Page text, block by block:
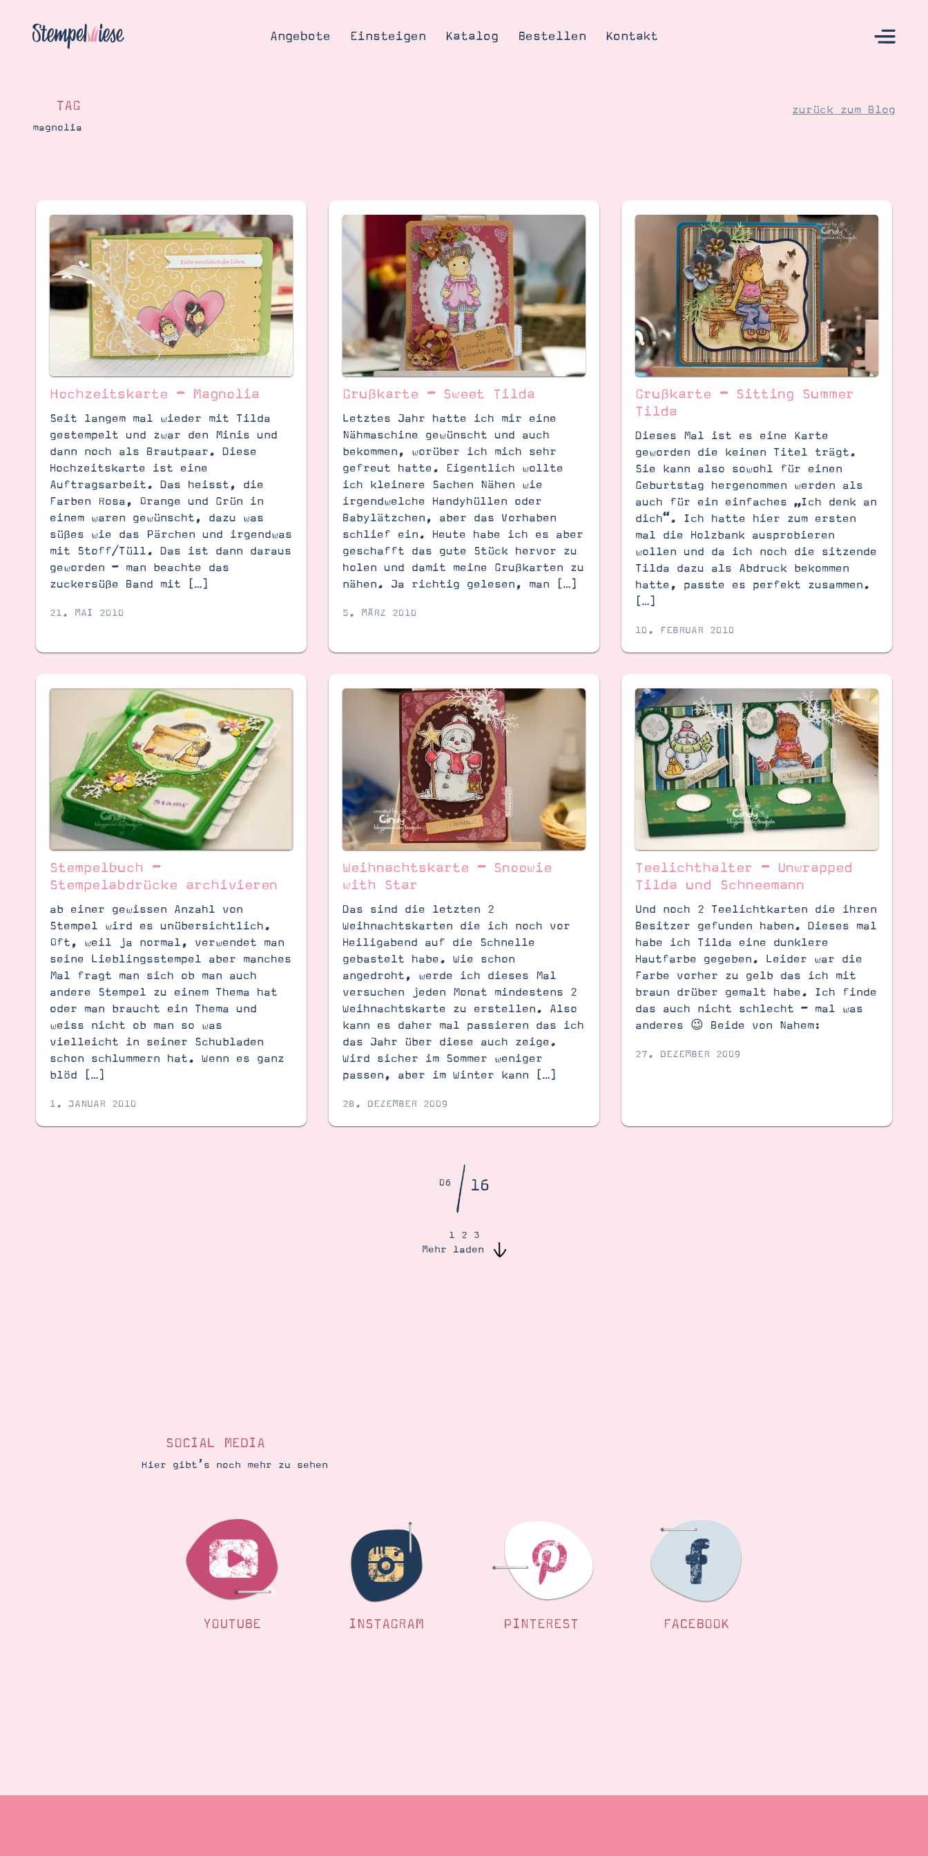
Angebote Einsteigen Katalog Bestellen Kontakt
Katalog
Bestellen
Kontakt
Blog
Gutscheine
Produkte erklärt
Über mich
Über Stampin’ Up!
Impressum Datenschutz
SUCHE
TAG
magnolia
zurück zum Blog
Hochzeitskarte – Magnolia
Seit langem mal wieder mit Tilda
gestempelt und zwar den Minis und
dann noch als Brautpaar. Diese
Hochzeitskarte ist eine
Auftragsarbeit. Das heisst, die
Farben Rosa, Orange und Grün in
einem waren gewünscht, dazu was
süßes wie das Pärchen und irgendwas
mit Stoff/Tüll. Das ist dann daraus
geworden – man beachte das
zuckersüße Band mit […]
21. MAI 2010
Grußkarte – Sweet Tilda
Letztes Jahr hatte ich mir eine
Nähmaschine gewünscht und auch
bekommen, worüber ich mich sehr
gefreut hatte. Eigentlich wollte
ich kleinere Sachen Nähen wie
irgendwelche Handyhüllen oder
Babylätzchen, aber das Vorhaben
schlief ein. Heute habe ich es aber
geschafft das gute Stück hervor zu
holen und damit meine Grußkarten zu
nähen. Ja richtig gelesen, man […]
5. MÄRZ 2010
Grußkarte – Sitting Summer
Tilda
Dieses Mal ist es eine Karte
geworden die keinen Titel trägt.
Sie kann also sowohl für einen
Geburtstag hergenommen werden als
auch für ein einfaches „Ich denk an
dich“. Ich hatte hier zum ersten
mal die Holzbank ausprobieren
wollen und da ich noch die sitzende
Tilda dazu als Abdruck bekommen
hatte, passte es perfekt zusammen.
[…]
10. FEBRUAR 2010
Stempelbuch –
Stempelabdrücke archivieren
ab einer gewissen Anzahl von
Stempel wird es unübersichtlich.
Oft, weil ja normal, verwendet man
seine Lieblingsstempel aber manches
Mal fragt man sich ob man auch
andere Stempel zu einem Thema hat
oder man braucht ein Thema und
weiss nicht ob man so was
vielleicht in seiner Schubladen
schon schlummern hat. Wenn es ganz
blöd […]
1. JANUAR 2010
Weihnachtskarte – Snoowie
with Star
Das sind die letzten 2
Weihnachtskarten die ich noch vor
Heiligabend auf die Schnelle
gebastelt habe. Wie schon
angedroht, werde ich dieses Mal
versuchen jeden Monat mindestens 2
Weihnachtskarte zu erstellen. Also
kann es daher mal passieren das ich
das Jahr über diese auch zeige.
Wird sicher im Sommer weniger
passen, aber im Winter kann […]
28. DEZEMBER 2009
Teelichthalter – Unwrapped
Tilda und Schneemann
Und noch 2 Teelichtkarten die ihren
Besitzer gefunden haben. Dieses mal
habe ich Tilda eine dunklere
Hautfarbe gegeben. Leider war die
Farbe vorher zu gelb das ich mit
braun drüber gemalt habe. Ich finde
das auch nicht schlecht – mal was
anderes 😉 Beide von Nahem:
27. DEZEMBER 2009
06/16
1 2
3
Mehr laden
SOCIAL MEDIA
Hier gibt’s noch mehr zu sehen
YOUTUBE INSTAGRAM PINTEREST FACEBOOK